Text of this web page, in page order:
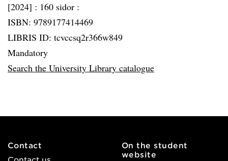
[2024] : 160 sidor :
ISBN: 9789177414469
LIBRIS ID: tcvccsq2r366w849
Mandatory
Search the University Library catalogue
Contact
On the student
website